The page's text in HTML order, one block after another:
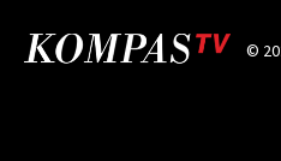
©